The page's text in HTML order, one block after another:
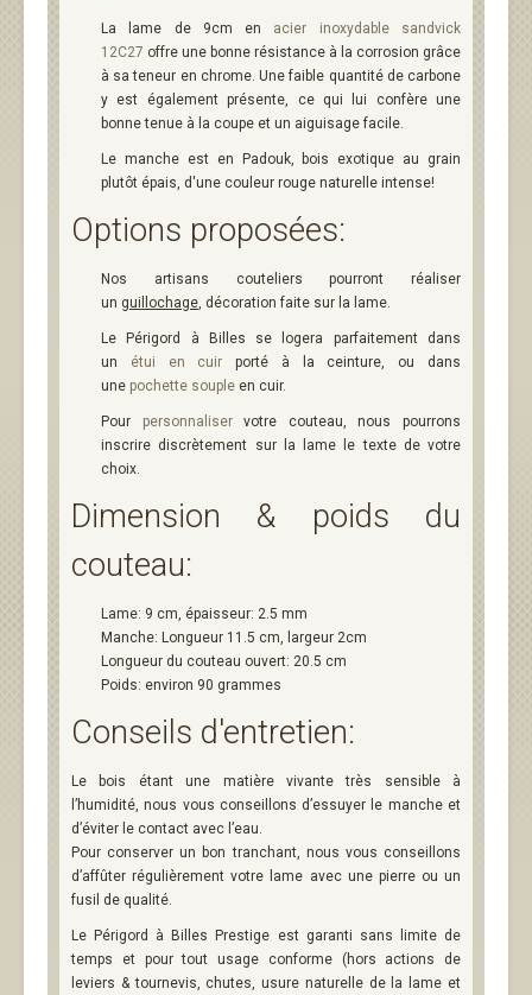
La lame de 9cm en acier inoxydable sandvick
12C27 offre une bonne résistance à la corrosion grâce
à sa teneur en chrome. Une faible quantité de carbone
y est également présente, ce qui lui confère une
bonne tenue à la coupe et un aiguisage facile.
Le manche est en Padouk, bois exotique au grain
plutôt épais, d'une couleur rouge naturelle intense!
Options proposées:
Nos artisans couteliers pourront réaliser
un guillochage, décoration faite sur la lame.
Le Périgord à Billes se logera parfaitement dans
un étui en cuir porté à la ceinture, ou dans
une pochette souple en cuir.
Pour personnaliservotre couteau, nous pourrons
inscrire discrètement sur la lame le texte de votre
choix.
Dimension & poids du
couteau:
Lame: 9 cm, épaisseur: 2.5 mm
Manche: Longueur 11.5 cm, largeur 2cm
Longueur du couteau ouvert: 20.5 cm
Poids: environ 90 grammes
Conseils d'entretien:
Le bois étant une matière vivante très sensible à
l’humidité, nous vous conseillons d’essuyer le manche et
d’éviter le contact avec l’eau.
Pour conserver un bon tranchant, nous vous conseillons
d’affûter régulièrement votre lame avec une pierre ou un
fusil de qualité.
Le Périgord à Billes Prestige est garanti sans limite de
temps et pour tout usage conforme (hors actions de
leviers & tournevis, chutes, usure naturelle de la lame et